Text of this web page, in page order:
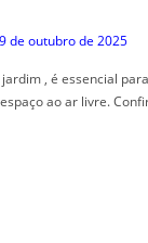
de outubro de 2025
, é essencial
ao ar livre.